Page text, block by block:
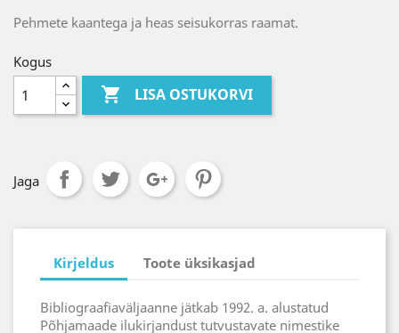
Pehmete kaantega ja heas seisukorras raamat.
Kogus
 LISA OSTUKORVI
Jaga
Kirjeldus Toote üksikasjad
Bibliograafiaväljaanne jätkab 1992. a. alustatud
Põhjamaade ilukirjandust tutvustavate nimestike